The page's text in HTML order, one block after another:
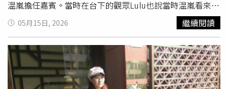
温嵐擔任嘉賓。當時在台下的觀眾Lulu也說當時温嵐看來非
常健康、一切正常，「「她還有對著我說『Lulu、漢
典！』」未料目前人卻在正在加護病房接受醫療團隊治療與
密切觀察？温嵐經紀人表示，後續工作與相關行程也將全面
取消，現階段温嵐將專心配合醫師治療與休養，希望能盡快
恢復健康，早日重返舞台與大家見面。
05月15日, 2026 繼續閱讀